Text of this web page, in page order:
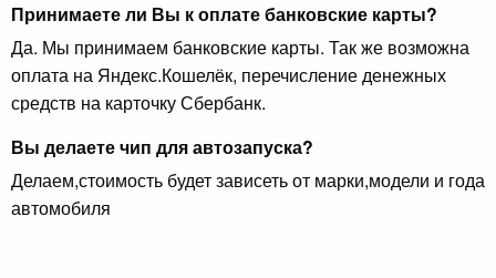
Принимаете ли Вы к оплате банковские карты?
Да. Мы принимаем банковские карты. Так же возможна
оплата на Яндекс.Кошелёк, перечисление денежных
средств на карточку Сбербанк.
Вы делаете чип для автозапуска?
Делаем,стоимость будет зависеть от марки,модели и года
автомобиля